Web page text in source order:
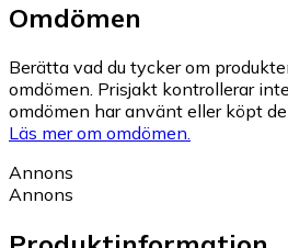
Omdömen
Berätta vad du tycker om
omdömen. Prisjakt kontrollerar
omdömen har använt eller köpt
Läs mer om omdömen.
Annons
Annons